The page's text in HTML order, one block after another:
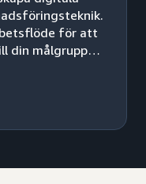
för att
din målgrupp